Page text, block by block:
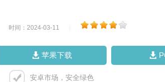
时间：2024-03-11
苹果下载
安卓市场，安全绿色